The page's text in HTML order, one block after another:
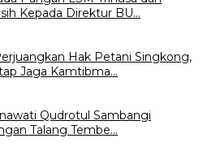
Kepada Direktur BU…
Hak Petani Singkong,
Jaga Kamtibma…
Qudrotul Sambangi
Talang Tembe…